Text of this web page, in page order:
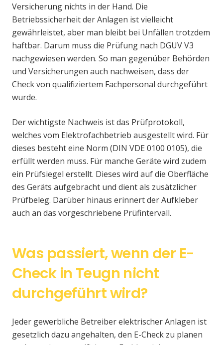
Versicherung nichts in der Hand. Die
Betriebssicherheit der Anlagen ist vielleicht
gewährleistet, aber man bleibt bei Unfällen trotzdem
haftbar. Darum muss die Prüfung nach DGUV V3
nachgewiesen werden. So man gegenüber Behörden
und Versicherungen auch nachweisen, dass der
Check von qualifiziertem Fachpersonal durchgeführt
wurde.
Der wichtigste Nachweis ist das Prüfprotokoll,
welches vom Elektrofachbetrieb ausgestellt wird. Für
dieses besteht eine Norm (DIN VDE 0100 0105), die
erfüllt werden muss. Für manche Geräte wird zudem
ein Prüfsiegel erstellt. Dieses wird auf die Oberfläche
des Geräts aufgebracht und dient als zusätzlicher
Prüfbeleg. Darüber hinaus erinnert der Aufkleber
auch an das vorgeschriebene Prüfintervall.
Was passiert, wenn der E-
Check in Teugn nicht
durchgeführt wird?
Jeder gewerbliche Betreiber elektrischer Anlagen ist
gesetzlich dazu angehalten, den E-Check zu planen